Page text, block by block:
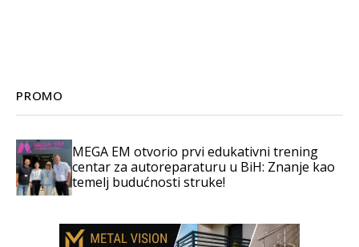
PROMO
MEGA EM otvorio prvi edukativni trening
centar za autoreparaturu u BiH: Znanje kao
temelj budućnosti struke!